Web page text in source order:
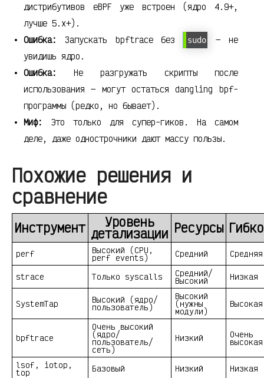
дистрибутивов eBPF уже встроен (ядро 4.9+,
лучше 5.x+).
Ошибка:
Запускать bpftrace без sudo
— не
увидишь ядро.
Ошибка:
Не разгружать скрипты после
использования — могут остаться dangling bpf-
программы (редко, но бывает).
Миф:
Это только для супер-гиков. На самом
деле, даже однострочники дают массу пользы.
Похожие решения и
сравнение
Инструмент Уровень
детализации Ресурсы
perf Высокий (CPU,
perf events) Средний Средняя
strace Только syscalls Средний/
Высокий Низкая
SystemTap Высокий (ядро/
пользователь)
Высокий
(нужны
модули)
Высокая
bpftrace
Очень высокий
(ядро/
пользователь/
сеть)
Низкий Очень
высокая
lsof, iotop,
top Базовый Низкий Низкая